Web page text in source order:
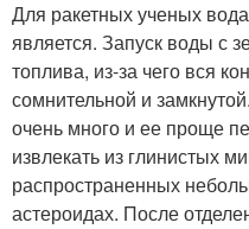
Для ракетных ученых
является. Запуск воды с
топлива, из-за чего вся
сомнительной и
очень много и ее проще
извлекать из глинистых
распространенных
астероидах. После